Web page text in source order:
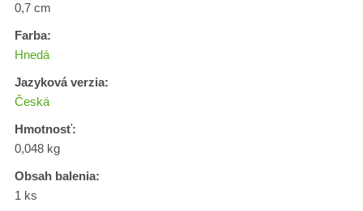
0,7 cm
Farba:
Hnedá
Jazyková verzia:
Česká
Hmotnosť:
0,048 kg
Obsah balenia:
1 ks